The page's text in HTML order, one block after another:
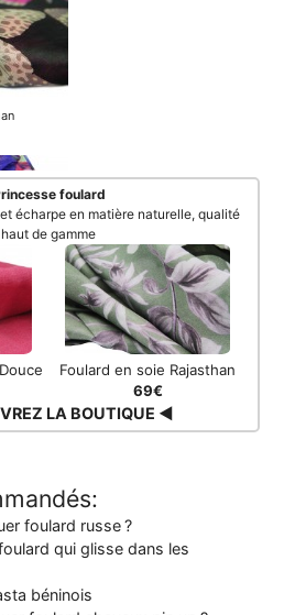
foulard
écharpe en matière naturelle, qualité
haut de gamme
Foulard en soie Rajasthan
69€
LA BOUTIQUE ◀
foulard russe ?
qui glisse dans les
béninois